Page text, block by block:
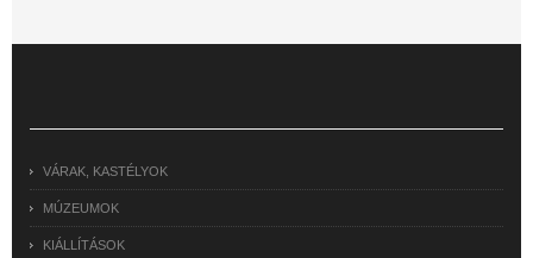
VÁRAK, KASTÉLYOK
MÚZEUMOK
KIÁLLÍTÁSOK